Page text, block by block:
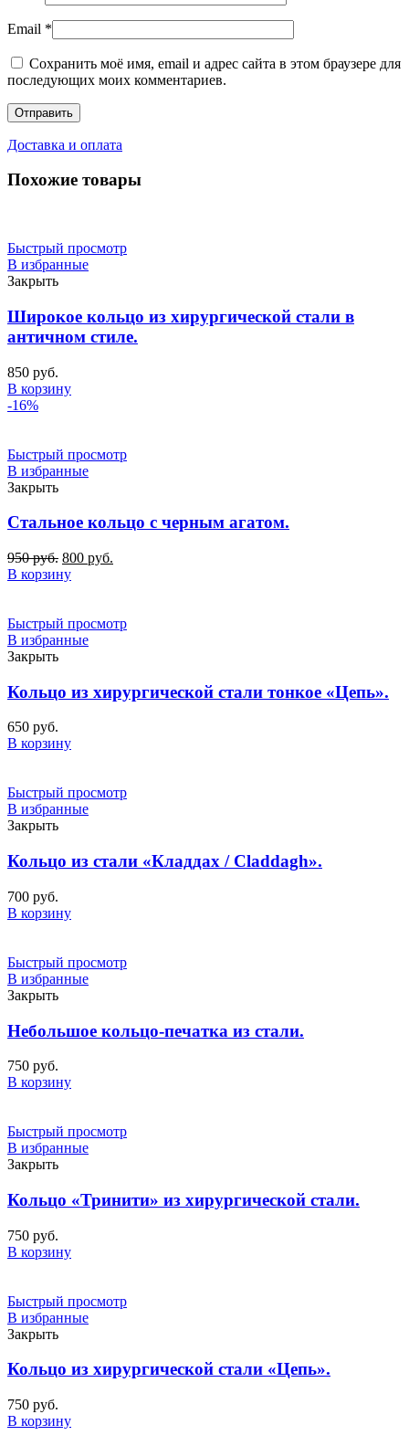
Email *
Сохранить моё имя, email и адрес сайта в этом браузере для
последующих моих комментариев.
Доставка и оплата
Похожие товары
Быстрый просмотр
В избранные
Закрыть
Широкое кольцо из хирургической стали в
античном стиле.
850 руб.
В корзину
-16%
Быстрый просмотр
В избранные
Закрыть
Стальное кольцо с черным агатом.
950руб. Первоначальная
цена
руб..
800 руб.
В корзину
Быстрый просмотр
В избранные
Закрыть
Кольцо из хирургической стали тонкое «Цепь».
650 руб.
В корзину
Быстрый просмотр
В избранные
Закрыть
Кольцо из стали «Кладдах / Claddagh».
700 руб.
В корзину
Быстрый просмотр
В избранные
Закрыть
Небольшое кольцо-печатка из стали.
750 руб.
В корзину
Быстрый просмотр
В избранные
Закрыть
Кольцо «Тринити» из хирургической стали.
750 руб.
В корзину
Быстрый просмотр
В избранные
Закрыть
Кольцо из хирургической стали «Цепь».
750 руб.
В корзину